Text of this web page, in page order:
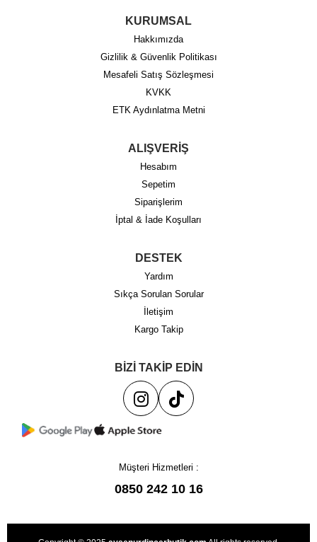
KURUMSAL
Hakkımızda
Gizlilik & Güvenlik Politikası
Mesafeli Satış Sözleşmesi
KVKK
ETK Aydınlatma Metni
ALIŞVERİŞ
Hesabım
Sepetim
Siparişlerim
İptal & İade Koşulları
DESTEK
Yardım
Sıkça Sorulan Sorular
İletişim
Kargo Takip
BİZİ TAKİP EDİN
Müşteri Hizmetleri :
0850 242 10 16